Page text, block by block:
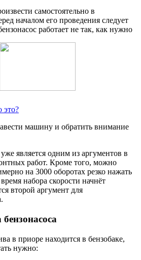
самостоятельно в
началом его проведения следует
работает не так, как нужно
это?
машину и обратить внимание
является одним из аргументов в
работ. Кроме того, можно
на 3000 оборотах резко нажать
набора скорости начнёт
второй аргумент для
в приоре находится в бензобаке,
нужно: